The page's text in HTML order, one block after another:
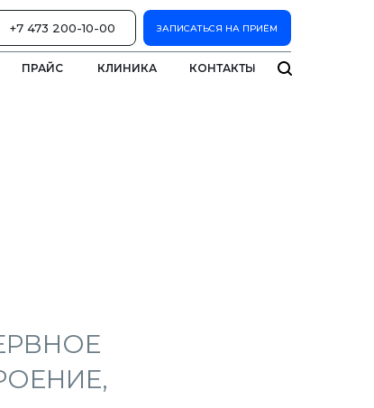
+7 473 200-10-00
КОНТАКТЫ
КЛИНИКА
ПРАЙС
ЗАПИСАТЬСЯ НА ПРИЁМ